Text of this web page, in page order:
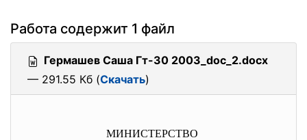
Работа содержит 1 файл
Гермашев Саша Гт-30 2003_doc_2.docx
— 291.55 Кб (Скачать)
МИНИСТЕРСТВО